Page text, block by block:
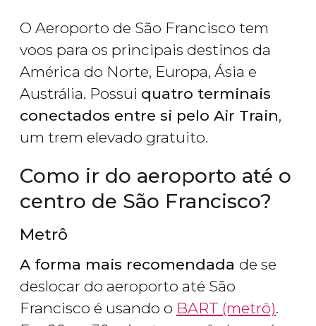
O Aeroporto de São Francisco tem
voos para os principais destinos da
América do Norte, Europa, Ásia e
Austrália. Possui quatro terminais
conectados entre si pelo Air Train,
um trem elevado gratuito.
Como ir do aeroporto até o
centro de São Francisco?
Metrô
A forma mais recomendada de se
deslocar do aeroporto até São
Francisco é usando o BART (metrô).